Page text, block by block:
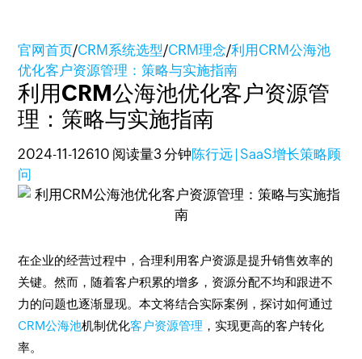
官网首页/CRM系统选型/CRM理念/利用CRM公海池
优化客户资源管理：策略与实施指南
利用CRM公海池优化客户资源管
理：策略与实施指南
2024-11-12610 阅读量3 分钟陈行远 | SaaS增长策略顾
问
在企业的经营过程中，合理利用客户资源是提升销售效率的
关键。然而，随着客户积累的增多，资源分配不均和跟进不
力的问题也逐渐显现。本文将结合实际案例，探讨如何通过
CRM公海池机制优化客户资源管理 ，实现更高的客户转化
率。